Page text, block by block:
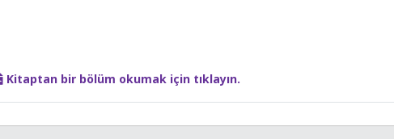
Kitaptan bir bölüm okumak için tıklayın.